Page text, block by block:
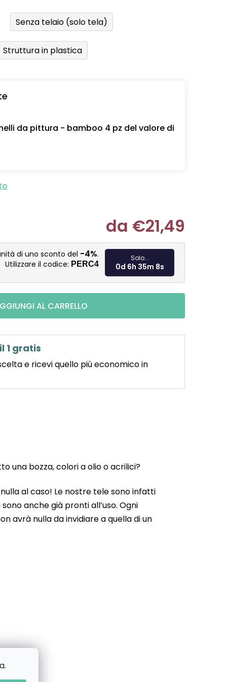
Senza telaio (solo tela)
Struttura in plastica
da pittura - bamboo 4 pz del valore di
da €21,49
Misura
di uno sconto del -4%.
Utilizzare il codice: PERC4
Solo...
0d 6h 35m 7s
AL CARRELLO
1 gratis
e ricevi quello più economico in
una bozza, colori a olio o acrilici?
al caso! Le nostre tele sono infatti
anche già pronti all’uso. Ogni
avrà nulla da invidiare a quella di un